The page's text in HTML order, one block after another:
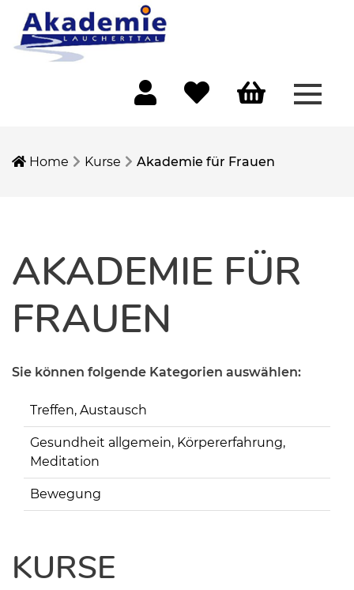
Home Kurse Akademie für Frauen
AKADEMIE FÜR
FRAUEN
Sie können folgende Kategorien auswählen:
Treffen, Austausch
Gesundheit allgemein, Körpererfahrung,
Meditation
Bewegung
KURSE